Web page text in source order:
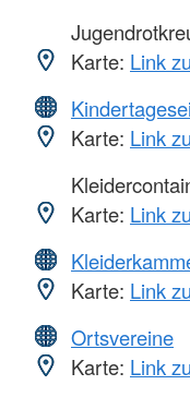
Karte: Link
Karte: Link
Karte: Link
Karte: Link
Ortsvereine
Karte: Link